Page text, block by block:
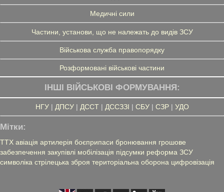
Медичні сили
Частини, установи, що не належать до видів ЗСУ
Військова служба правопорядку
Розформовані військові частини
ІНШІ ВІЙСЬКОВІ ФОРМУВАННЯ:
НГУ| ДПСУ| ДССТ| ДССЗЗІ | СБУ| СЗР| УДО
Мітки:
ТТХ авіація артилерія боєприпаси бронювання грошове
забезпечення закупівлі мобілізація підсумки реформа ЗСУ
символіка стрілецька зброя територіальна оборона цифровізація